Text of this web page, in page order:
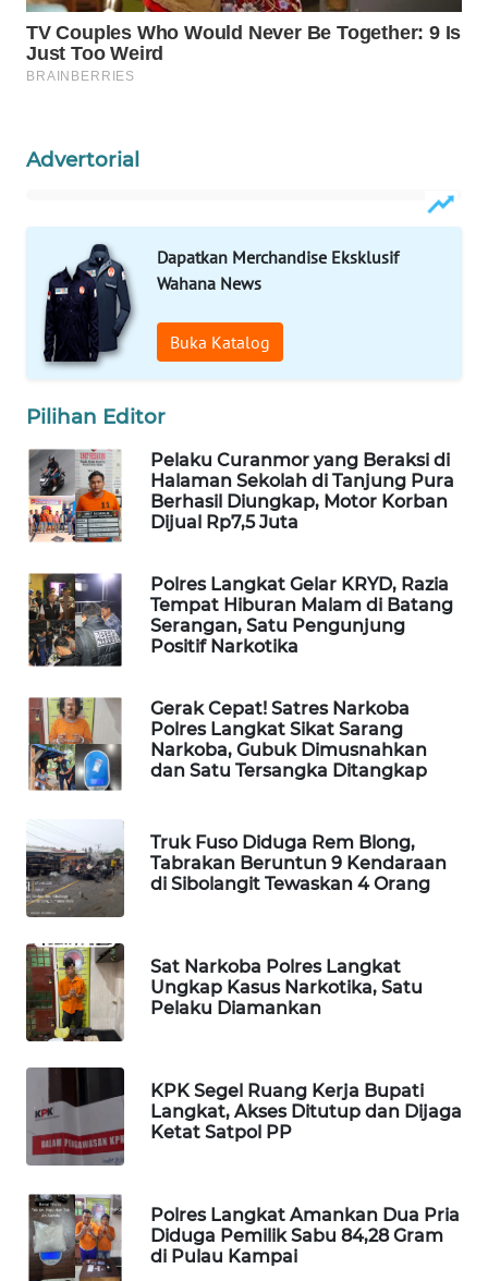
Advertorial
Dapatkan Merchandise Eksklusif
Wahana News
Buka Katalog
Pilihan Editor
Pelaku Curanmor yang Beraksi di
Halaman Sekolah di Tanjung Pura
Berhasil Diungkap, Motor Korban
Dijual Rp7,5 Juta
Polres Langkat Gelar KRYD, Razia
Tempat Hiburan Malam di Batang
Serangan, Satu Pengunjung
Positif Narkotika
Gerak Cepat! Satres Narkoba
Polres Langkat Sikat Sarang
Narkoba, Gubuk Dimusnahkan
dan Satu Tersangka Ditangkap
Truk Fuso Diduga Rem Blong,
Tabrakan Beruntun 9 Kendaraan
di Sibolangit Tewaskan 4 Orang
Sat Narkoba Polres Langkat
Ungkap Kasus Narkotika, Satu
Pelaku Diamankan
KPK Segel Ruang Kerja Bupati
Langkat, Akses Ditutup dan Dijaga
Ketat Satpol PP
Polres Langkat Amankan Dua Pria
Diduga Pemilik Sabu 84,28 Gram
di Pulau Kampai
SIBARAGAS
NEWS
SIANTAR
MEDAN
NEWS
METRO
JAKARTA
NEWS
NEWS
KARING
NEWS
JURNAL
MARITIM
NEWS
GARONGGANG
NEWS
FISUELRI
ID
NEWS
CILEUNGSI
NEWS
NEWS
BERAMPU
NEWS
ANUGERAH
NEWS